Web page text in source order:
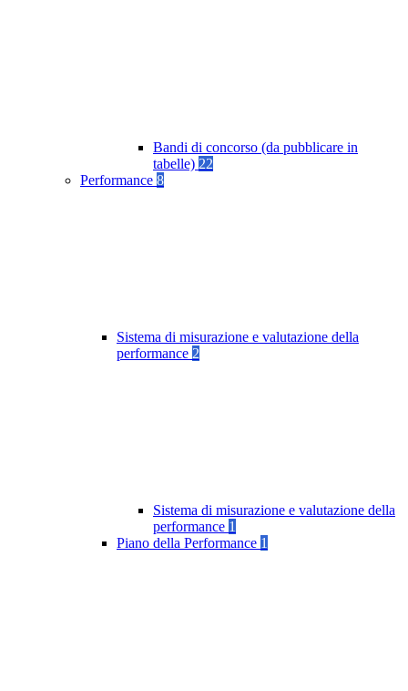
Bandi di concorso (da pubblicare in
tabelle) 22
Performance 8
Sistema di misurazione e valutazione della
performance 2
Sistema di misurazione e valutazione della
performance 1
Piano della Performance 1